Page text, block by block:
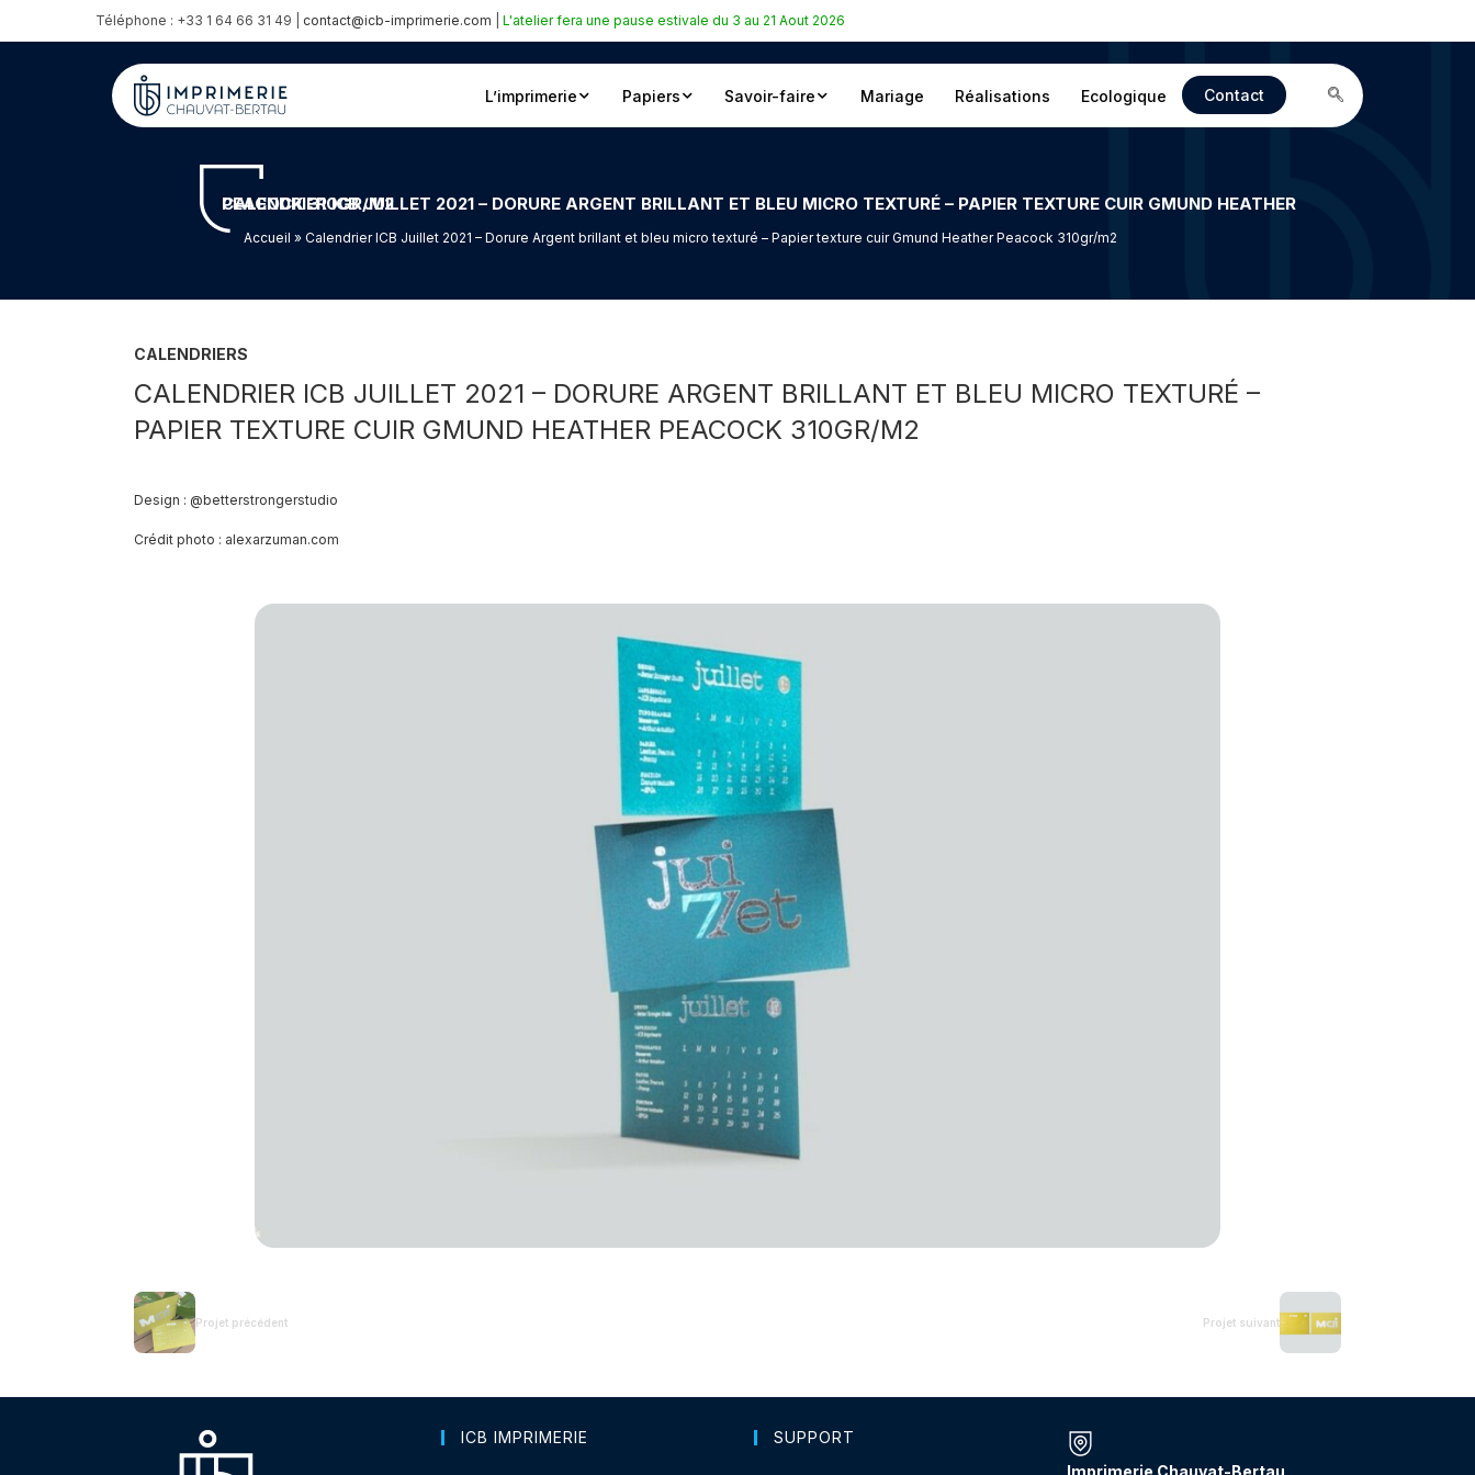
Téléphone : +33 1 64 66 31 49 | contact@icb-imprimerie.com L'atelier fera une pause estivale du 3 au 21 Aout 2026
L’imprimerie Papiers Savoir-faire Mariage Réalisations Ecologique Contact
CALENDRIER ICB JUILLET 2021 – DORURE ARGENT BRILLANT ET BLEU MICRO TEXTURÉ – PAPIER TEXTURE CUIR GMUND HEATHER PEACOCK 310GR/M2
Accueil » Calendrier ICB Juillet 2021 – Dorure Argent brillant et bleu micro texturé – Papier texture cuir Gmund Heather Peacock 310gr/m2
CALENDRIERS
CALENDRIER ICB JUILLET 2021 – DORURE ARGENT BRILLANT ET BLEU MICRO TEXTURÉ –
PAPIER TEXTURE CUIR GMUND HEATHER PEACOCK 310GR/M2
Design : @betterstrongerstudio
Crédit photo : alexarzuman.com
Projet précédent Projet suivant
ICB IMPRIMERIE
SUPPORT
Imprimerie Chauvat-Bertau